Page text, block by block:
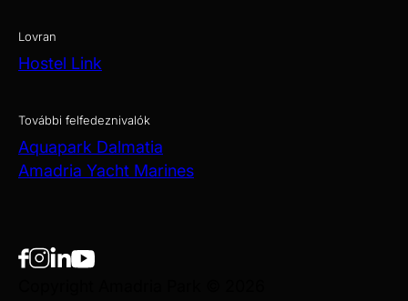
Lovran
Hostel Link
További felfedeznivalók
Aquapark Dalmatia
Amadria Yacht Marines